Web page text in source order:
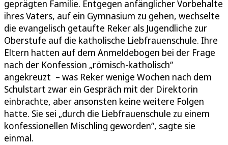
geprägten Familie. Entgegen anfänglicher Vorbehalte
ihres Vaters, auf ein Gymnasium zu gehen, wechselte
die evangelisch getaufte Reker als Jugendliche zur
Oberstufe auf die katholische Liebfrauenschule. Ihre
Eltern hatten auf dem Anmeldebogen bei der Frage
nach der Konfession „römisch-katholisch“
angekreuzt – was Reker wenige Wochen nach dem
Schulstart zwar ein Gespräch mit der Direktorin
einbrachte, aber ansonsten keine weitere Folgen
hatte. Sie sei „durch die Liebfrauenschule zu einem
konfessionellen Mischling geworden“, sagte sie
einmal.